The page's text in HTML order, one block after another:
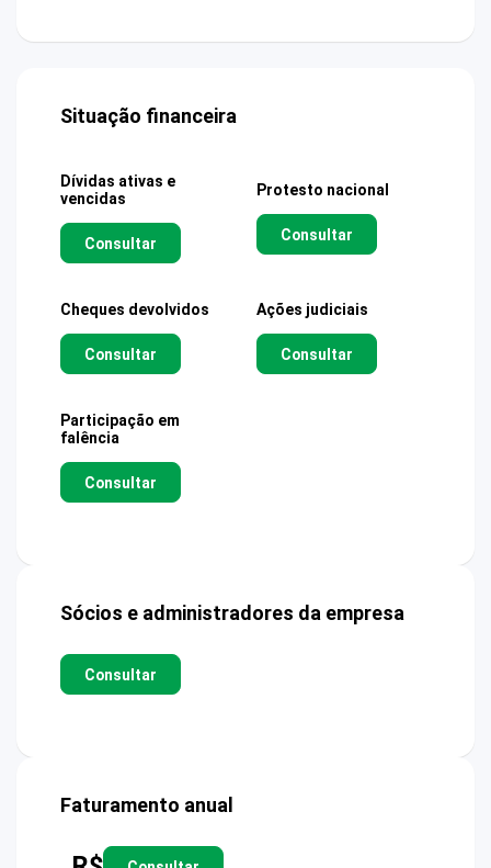
Situação financeira
Dívidas ativas e
vencidas
Consultar
Protesto nacional
Consultar
Cheques devolvidos
Consultar
Ações judiciais
Consultar
Participação em
falência
Consultar
Sócios e administradores da empresa
Consultar
Faturamento anual